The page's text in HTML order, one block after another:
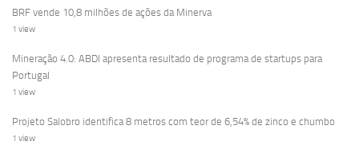
BRF vende 10,8 milhões de ações da Minerva
1 view
Mineração 4.0: ABDI apresenta resultado de programa de startups para
Portugal
1 view
Projeto Salobro identifica 8 metros com teor de 6,54% de zinco e chumbo
1 view